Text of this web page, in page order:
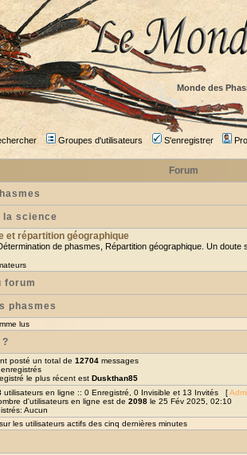
Monde des
Groupes d'utilisateurs S'enregistrer
Forum
la science
et répartition géographique
de phasmes, Répartition géographique. Un doute
forum
phasmes
lus
posté un total de 12704 messages
le plus récent est Duskthan85
utilisateurs en ligne :: 0 Enregistré, 0 Invisible et 13 Invités [
d'utilisateurs en ligne est de 2098 le 25 Fév 2025, 02:10
Aucun
les utilisateurs actifs des cinq dernières minutes